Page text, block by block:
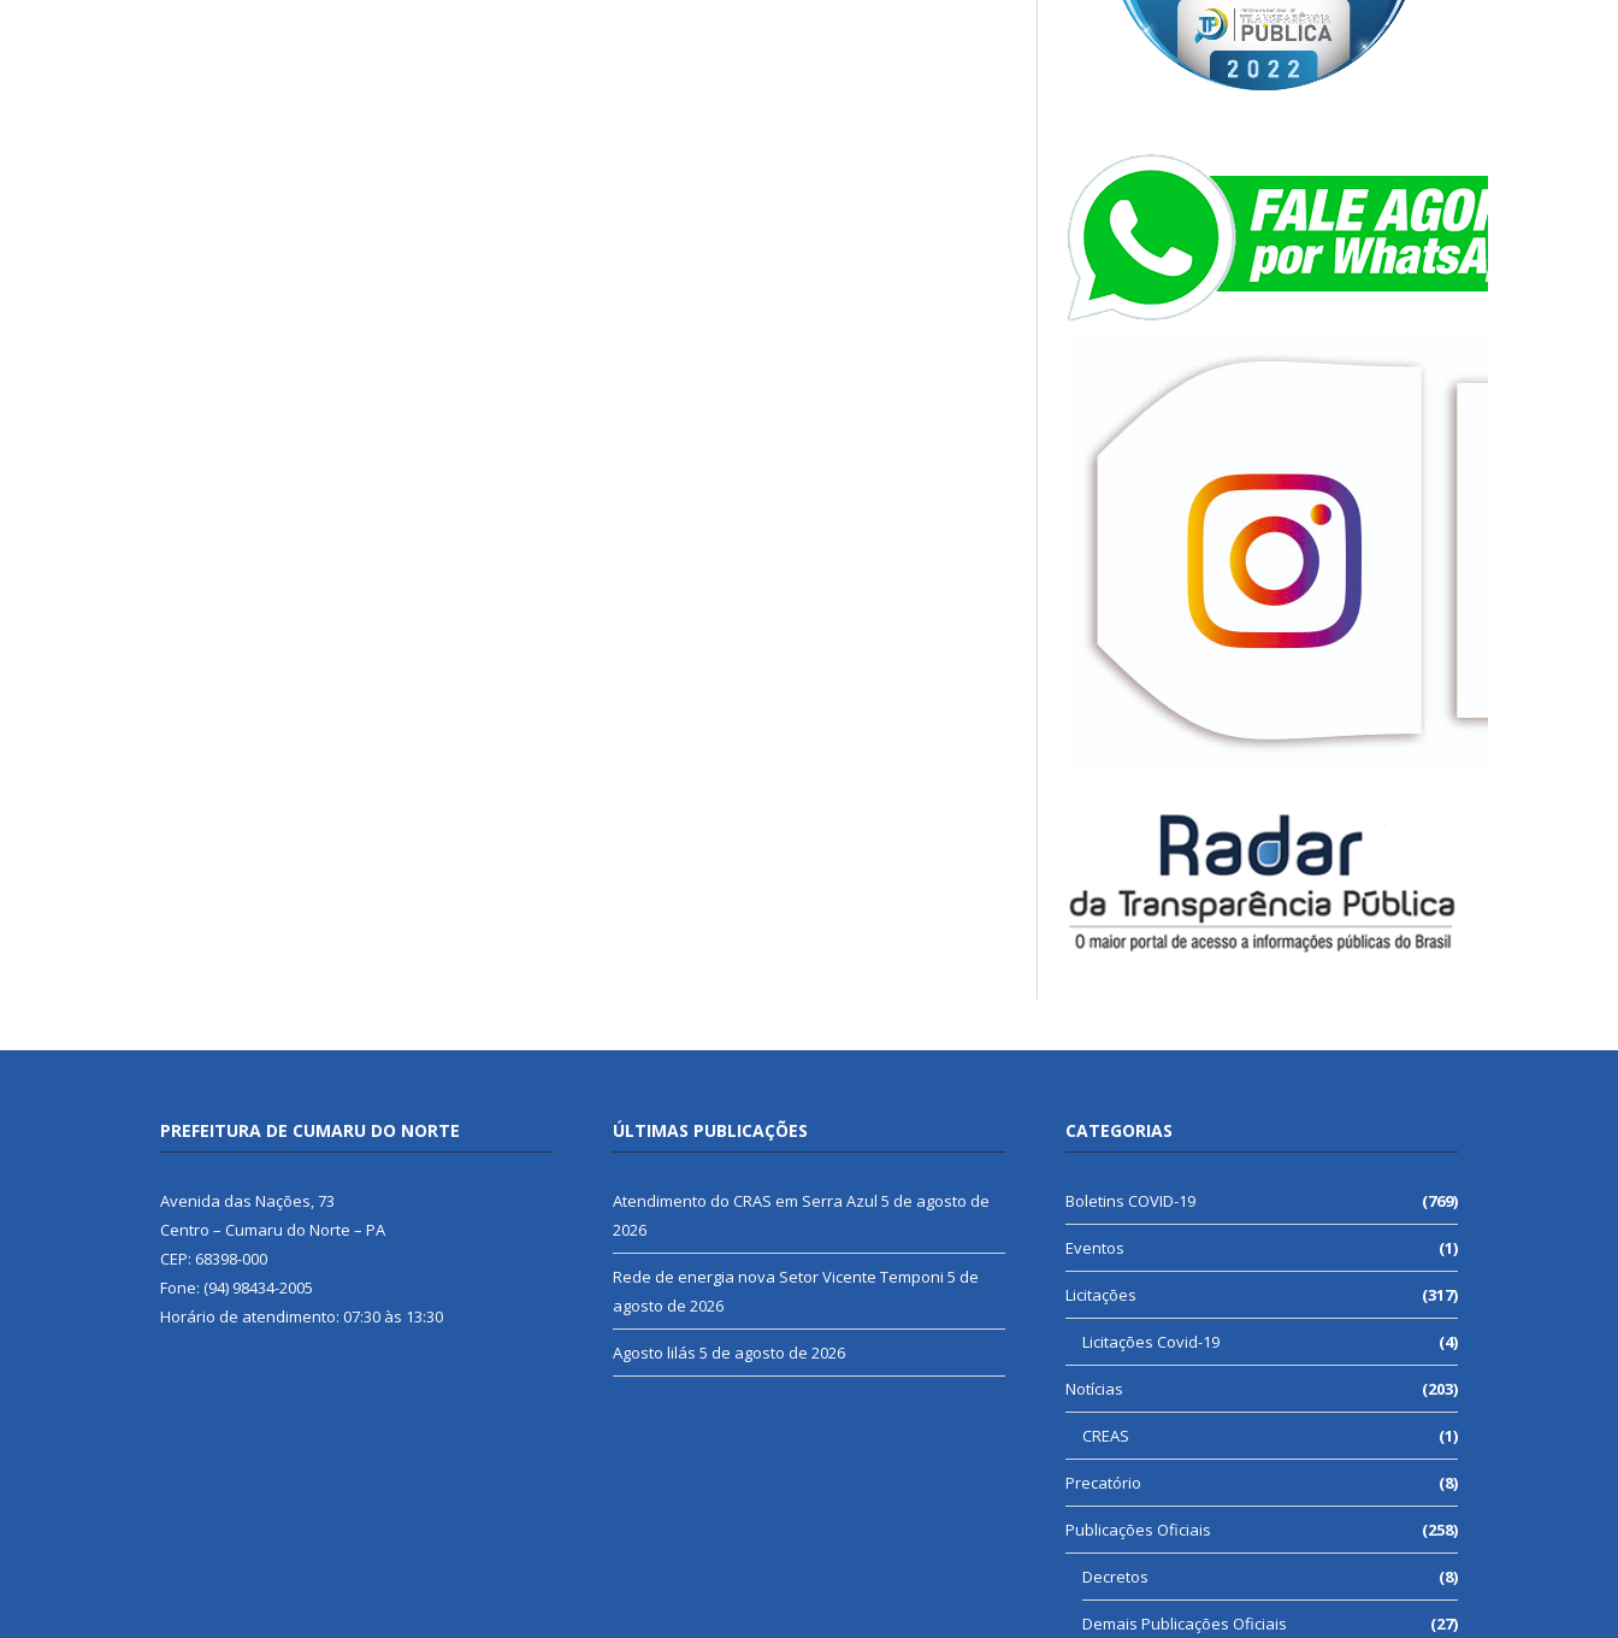
PREFEITURA DE CUMARU DO NORTE
Avenida das Nações, 73
Centro – Cumaru do Norte – PA
CEP: 68398-000
Fone: (94) 98434-2005
Horário de atendimento: 07:30 às 13:30
ÚLTIMAS PUBLICAÇÕES
Atendimento do CRAS em Serra Azul 5 de agosto de
2026
Rede de energia nova Setor Vicente Temponi 5 de
agosto de 2026
Agosto lilás 5 de agosto de 2026
CATEGORIAS
Boletins COVID-19 (769)
Eventos (1)
Licitações (317)
Licitações Covid-19 (4)
Notícias (203)
CREAS (1)
Precatório (8)
Publicações Oficiais (258)
Decretos (8)
Demais Publicações Oficiais (27)